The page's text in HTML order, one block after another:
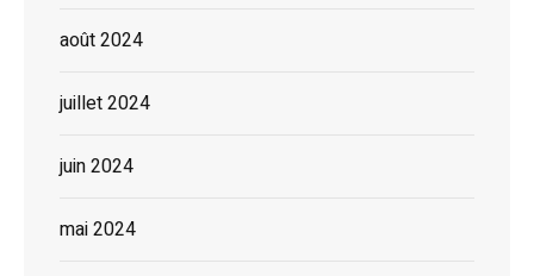
août 2024
juillet 2024
juin 2024
mai 2024